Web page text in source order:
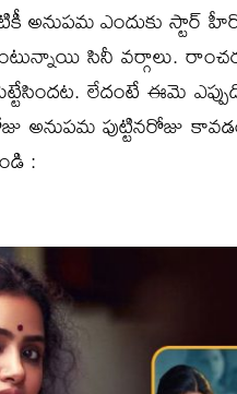
అనుపమ ఎందుకు
సినీ వర్గాలు.
పెట్టేసిందట. లేదంటే ఈమె
పుట్టినరోజు
: